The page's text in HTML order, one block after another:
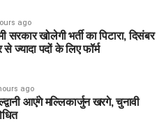
ago
सरकार खोलेगी भर्ती का पिटारा, दिसंबर
ज्यादा पदों के लिए फॉर्म
ago
आएंगे मल्लिकार्जुन खरगे, चुनावी